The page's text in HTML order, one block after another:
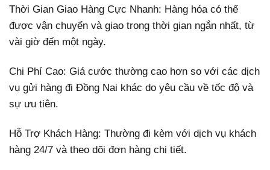
Thời Gian Giao Hàng Cực Nhanh: Hàng hóa có thể
được vận chuyển và giao trong thời gian ngắn nhất, từ
vài giờ đến một ngày.
Chi Phí Cao: Giá cước thường cao hơn so với các dịch
vụ gửi hàng đi Đồng Nai khác do yêu cầu về tốc độ và
sự ưu tiên.
Hỗ Trợ Khách Hàng: Thường đi kèm với dịch vụ khách
hàng 24/7 và theo dõi đơn hàng chi tiết.